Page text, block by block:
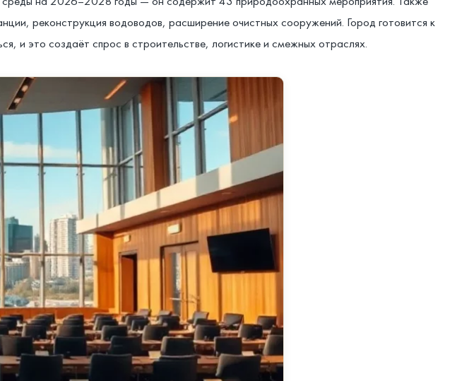
реконструкция водоводов, расширение очистных сооружений. Город готовится к
и это создаёт спрос в строительстве, логистике и смежных отраслях.